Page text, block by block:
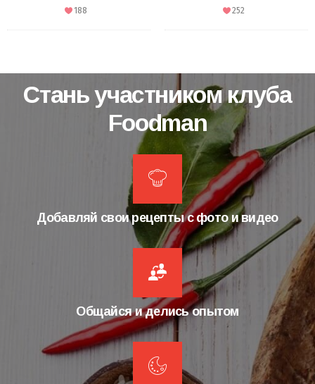
188 252
Стань участником клуба
Foodman
Добавляй свои рецепты с фото и видео
Общайся и делись опытом